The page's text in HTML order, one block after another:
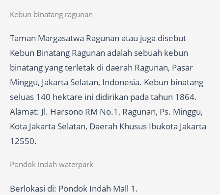
Kebun binatang ragunan
Taman Margasatwa Ragunan atau juga disebut
Kebun Binatang Ragunan adalah sebuah kebun
binatang yang terletak di daerah Ragunan, Pasar
Minggu, Jakarta Selatan, Indonesia. Kebun binatang
seluas 140 hektare ini didirikan pada tahun 1864.
Alamat: Jl. Harsono RM No.1, Ragunan, Ps. Minggu,
Kota Jakarta Selatan, Daerah Khusus Ibukota Jakarta
12550.
Pondok indah waterpark
Berlokasi di: Pondok Indah Mall 1.